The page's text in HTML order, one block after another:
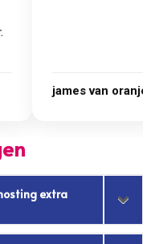
Marcel Thijs
extra